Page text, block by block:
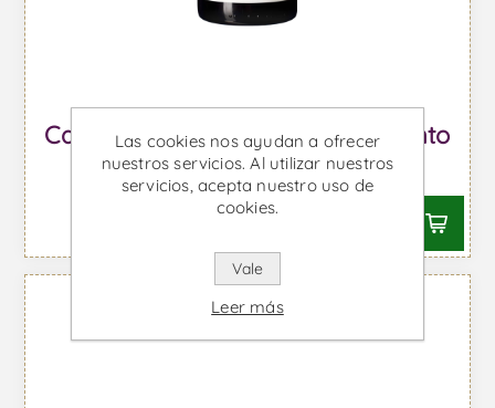
Castello d'Alba Reserva - Vino Tinto
Desde €11,69 IVA incl.
Las cookies nos ayudan a ofrecer
nuestros servicios. Al utilizar nuestros
servicios, acepta nuestro uso de
cookies.
Vale
Leer más